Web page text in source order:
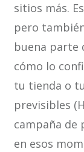
sitios más.
pero
buena parte
cómo lo
tu tienda o
previsibles
campaña de
en esos